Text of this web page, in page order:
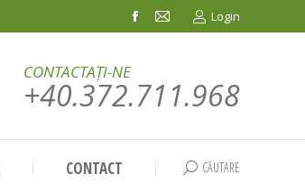
Facebook
in
window
Mail
in
window
Login
CONTACTAȚI-NE
+40.372.711.968
CONTACT Search:
CĂUTARE